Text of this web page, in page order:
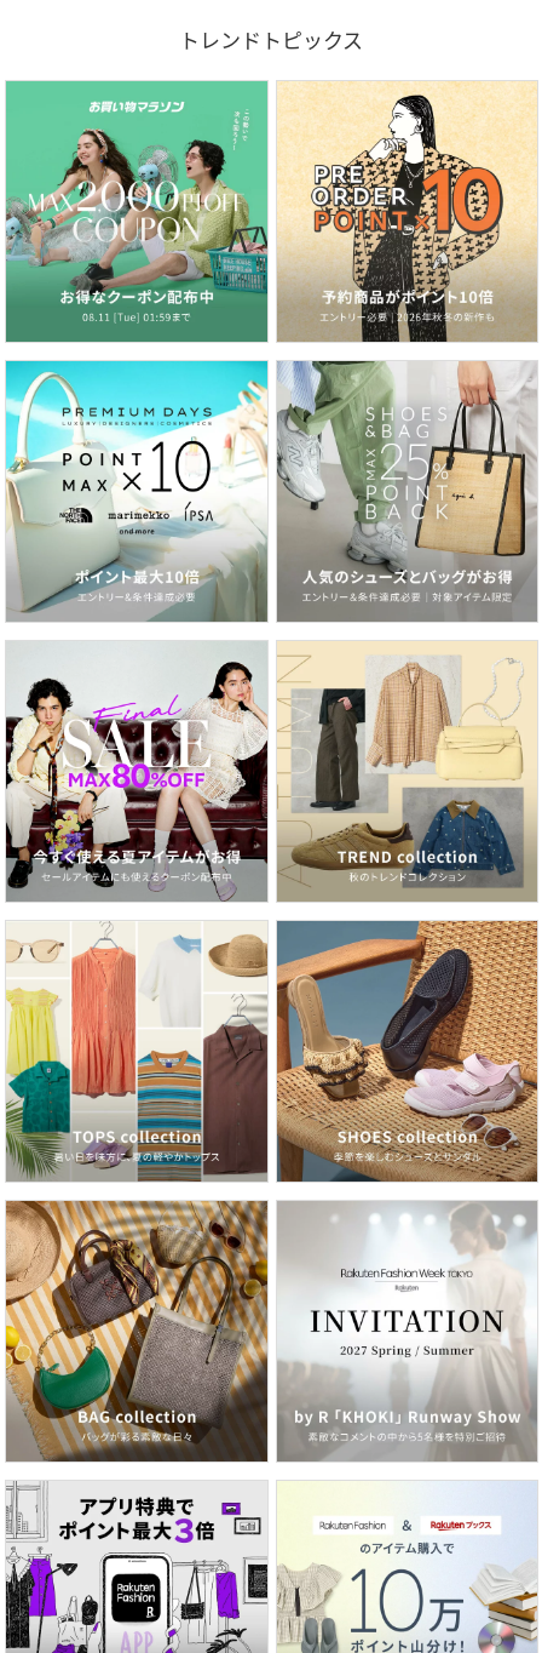
トレンドトピックス